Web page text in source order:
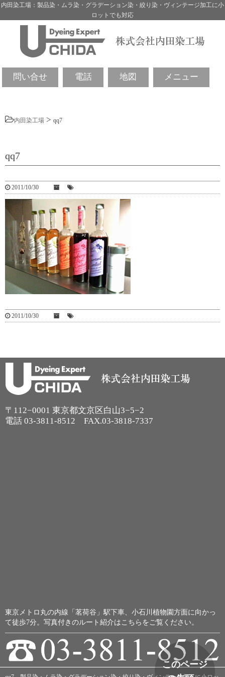
内田染工場：製品染・ムラ染・グラデーション染・絞り染・ヴィンテージ加工に小
ロットでも対応
問い合せ 電話 地図 メニュー
内田染工場 > qq7
qq7
2011/10/30
2011/10/30
〒112−0001 東京都文京区白山3−5−2
電話 03-3811-8512 FAX.03-3818-7337
東京メトロ丸の内線「茗荷谷」駅下車、小石川植物園方面に向かっ
て徒歩7分。 写真付きのルート紹介はこちらをご覧ください。
このページ